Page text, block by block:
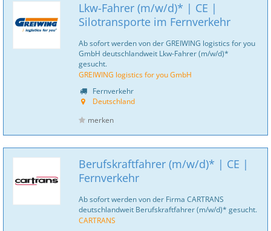
Lkw-Fahrer (m/w/d)* | CE |
Silotransporte im Fernverkehr
Ab sofort werden von der GREIWING logistics for you
GmbH deutschlandweit Lkw-Fahrer (m/w/d)*
gesucht.
GREIWING logistics for you GmbH
Fernverkehr
Deutschland
merken
Berufskraftfahrer (m/w/d)* | CE |
Fernverkehr
Ab sofort werden von der Firma CARTRANS
deutschlandweit Berufskraftfahrer (m/w/d)* gesucht.
CARTRANS